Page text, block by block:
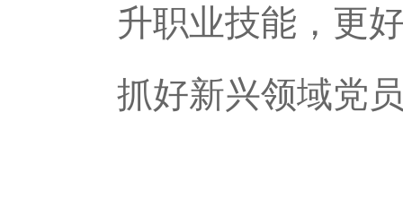
升职业技能，更
抓好新兴领域党